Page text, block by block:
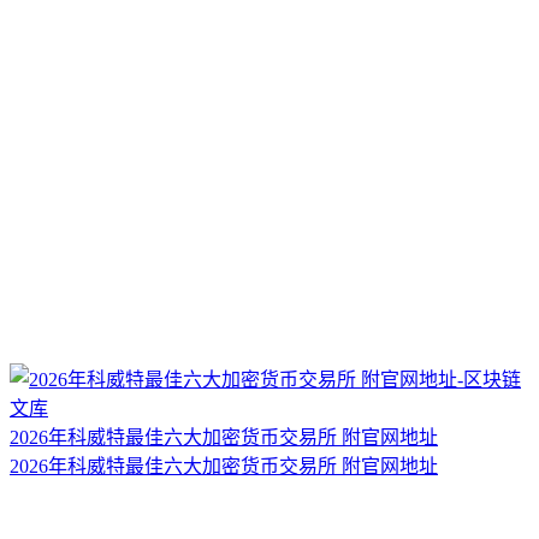
2026年科威特最佳六大加密货币交易所 附官网地址
2026年科威特最佳六大加密货币交易所 附官网地址